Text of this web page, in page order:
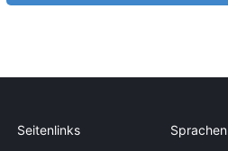
Seitenlinks Sprachen